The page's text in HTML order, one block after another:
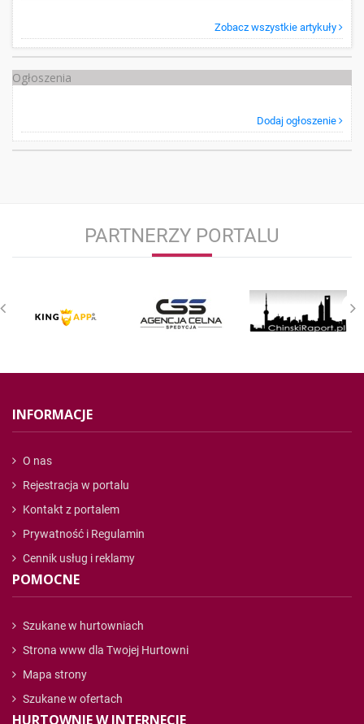
Zobacz wszystkie artykuły
Ogłoszenia
Dodaj ogłoszenie
PARTNERZY PORTALU
INFORMACJE
O nas
Rejestracja w portalu
Kontakt z portalem
Prywatność i Regulamin
Cennik usług i reklamy
POMOCNE
Szukane w hurtowniach
Strona www dla Twojej Hurtowni
Mapa strony
Szukane w ofertach
HURTOWNIE W INTERNECIE